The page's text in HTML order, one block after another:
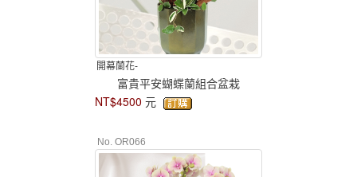
開幕蘭花-
富貴平安蝴蝶蘭組合盆栽
NT$4500 元
No. OR066